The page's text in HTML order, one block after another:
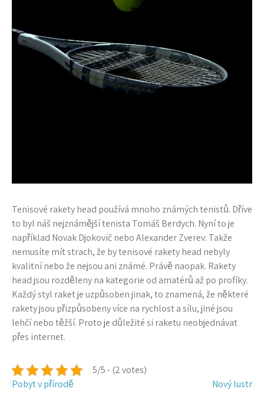
Tenisové rakety head používá mnoho známých tenistů. Dříve
to byl náš nejznámější tenista Tomáš Berdych. Nyní to je
například Novak Djokovič nebo Alexander Zverev. Takže
nemusíte mít strach, že by tenisové rakety head nebyly
kvalitní nebo že nejsou ani známé. Právě naopak. Rakety
head jsou rozděleny na kategorie od amatérů až po profíky.
Každý styl raket je uzpůsoben jinak, to znamená, že některé
rakety jsou přizpůsobeny více na rychlost a sílu, jiné jsou
lehčí nebo těžší. Proto je důležité si raketu neobjednávat
přes internet.
5/5 - (2 votes)
Navigace
Pobyt v přírodě Nový lustr